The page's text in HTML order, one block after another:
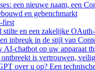
een nieuwe naam, een
en gebenchmarkt
first
stilte en een zakelijke
inbreuk in de stijl van
AI-chatbot op uw apparaat
is vertrouwen,
over u op? Een